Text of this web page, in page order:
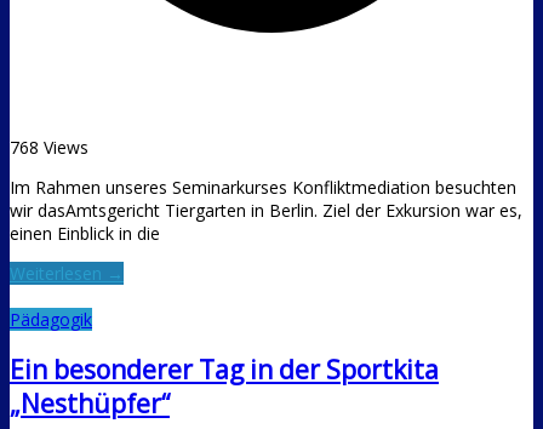
768 Views
Im Rahmen unseres Seminarkurses Konfliktmediation besuchten
wir dasAmtsgericht Tiergarten in Berlin. Ziel der Exkursion war es,
einen Einblick in die
Weiterlesen →
Pädagogik
Ein besonderer Tag in der Sportkita
„Nesthüpfer“